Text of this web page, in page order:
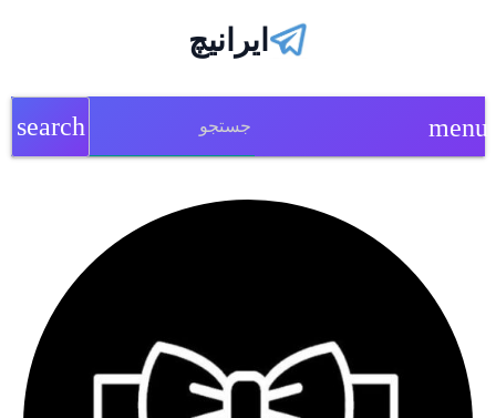
ایرانیچ
menu
search